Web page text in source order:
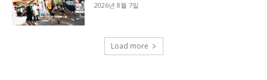
2026년 8월 7일
Load more